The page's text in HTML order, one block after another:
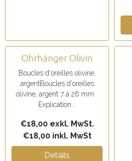
Ohrhänger Olivin
Boucles d'oreilles olivine,
argentBoucles d'oreilles
olivine, argent 7 à 26 mm
Explication...
€18,00 exkl. MwSt.
€18,00 inkl. MwSt
Details